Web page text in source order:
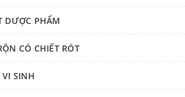
DƯỢC PHẨM
CÓ CHIẾT RÓT
VI SINH